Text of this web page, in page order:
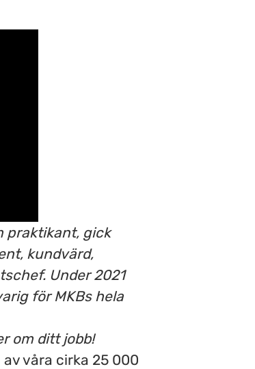
praktikant, gick
kundvärd,
Under 2021
för MKBs hela
om ditt jobb!
våra cirka 25 000